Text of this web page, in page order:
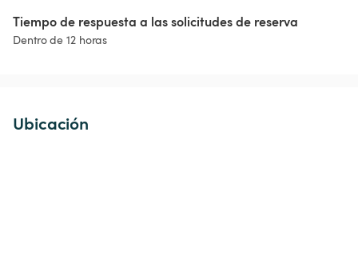
Tiempo de respuesta a las solicitudes de reserva
Dentro de 12 horas
Ubicación